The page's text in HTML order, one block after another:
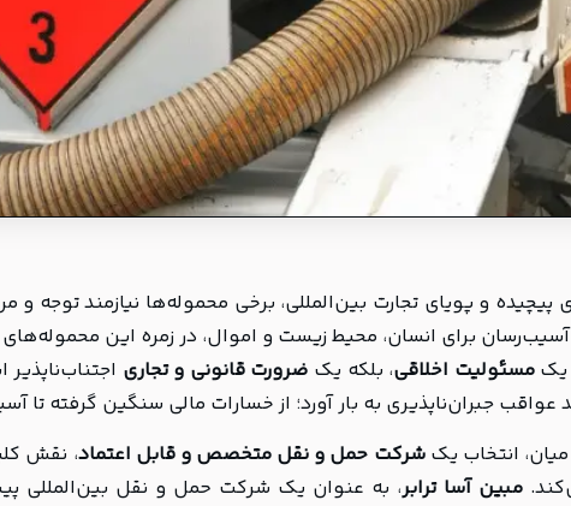
پیچیده و پویای تجارت بین‌المللی، برخی محموله‌ها نیازمند توجه
آسیب‌رسان برای انسان، محیط زیست و اموال، در زمره این
یکمسئولیت اخلاقی، بلکه یک ضرورت قانونی و تجاری
عواقب جبران‌ناپذیری به بار آورد؛ از خسارات مالی سنگین گرفته
انتخاب یکشرکت حمل و نقل متخصص و قابل اعتماد، نقش
مبین آسا ترابر، به عنوان یک شرکت حمل و نقل بین‌المللی